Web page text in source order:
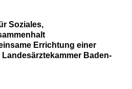
Soziales,
Errichtung einer
Baden-